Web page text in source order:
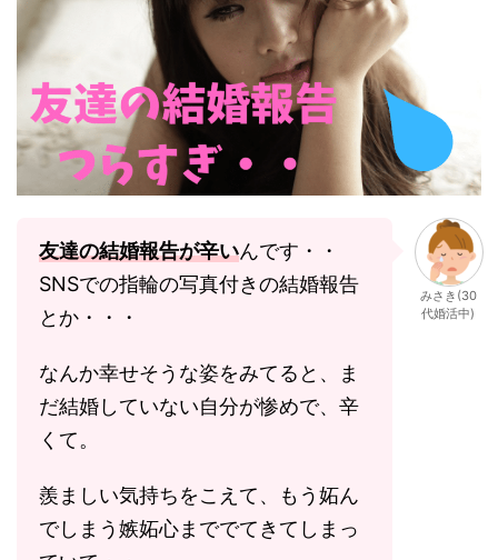
友達の結婚報告が辛いんです・・
SNSでの指輪の写真付きの結婚報告
とか・・・
なんか幸せそうな姿をみてると、ま
だ結婚していない自分が惨めで、辛
くて。
羨ましい気持ちをこえて、もう妬ん
でしまう嫉妬心まででてきてしまっ
みさき(30
代婚活中)